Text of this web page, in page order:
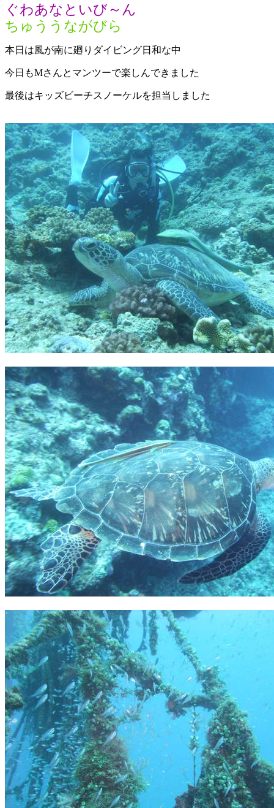
ぐわあなといび～ん
ちゅううながびら
本日は風が南に廻りダイビング日和な中
今日もMさんとマンツーで楽しんできました
最後はキッズビーチスノーケルを担当しました